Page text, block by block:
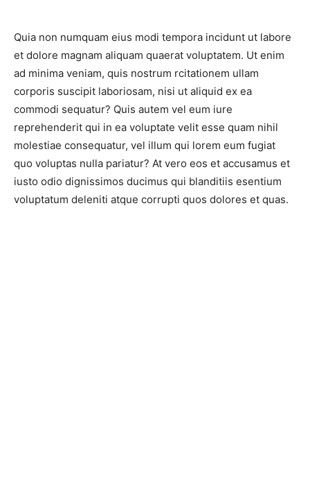
Quia non numquam eius modi tempora incidunt ut labore
et dolore magnam aliquam quaerat voluptatem. Ut enim
ad minima veniam, quis nostrum rcitationem ullam
corporis suscipit laboriosam, nisi ut aliquid ex ea
commodi sequatur? Quis autem vel eum iure
reprehenderit qui in ea voluptate velit esse quam nihil
molestiae consequatur, vel illum qui lorem eum fugiat
quo voluptas nulla pariatur? At vero eos et accusamus et
iusto odio dignissimos ducimus qui blanditiis esentium
voluptatum deleniti atque corrupti quos dolores et quas.